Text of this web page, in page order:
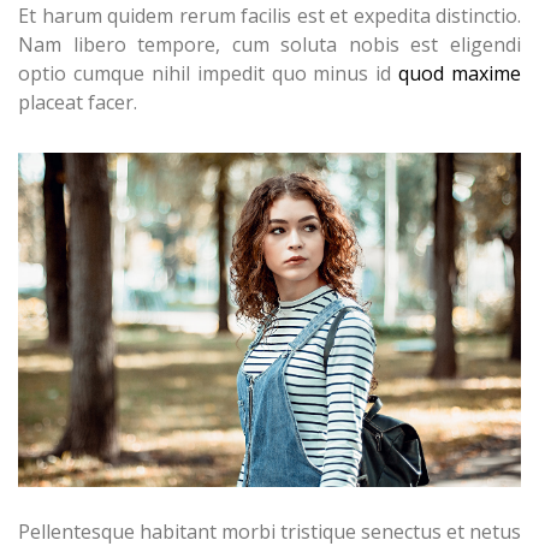
Et harum quidem rerum facilis est et expedita distinctio.
Nam libero tempore, cum soluta nobis est eligendi
optio cumque nihil impedit quo minus idquod maxime
placeat facer.
Pellentesque habitant morbi tristique senectus et netus